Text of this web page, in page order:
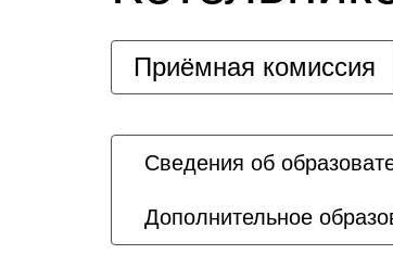
Приёмная комиссия
Сведения об
Дополнительное